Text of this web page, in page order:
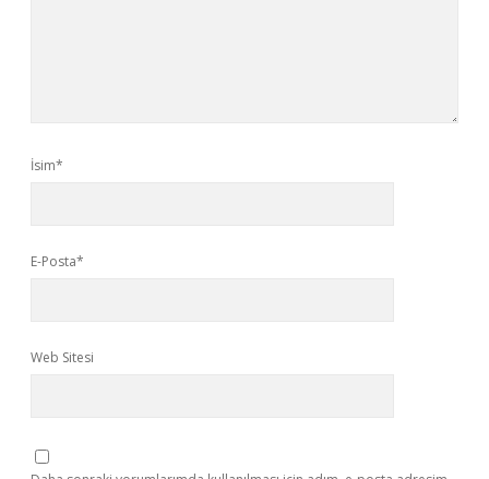
İsim*
E-Posta*
Web Sitesi